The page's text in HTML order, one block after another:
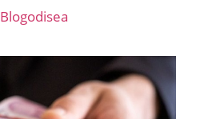
Blogodisea